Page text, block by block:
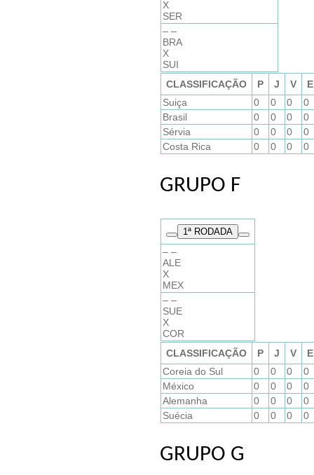
X
SER
– –
BRA
X
SUI
CLASSIFICAÇÃO
P J V
E
Suiça
0 0 0
0
Brasil
0 0 0
0
Sérvia
0 0 0
0
Costa Rica
0 0 0 0
GRUPO F
1ª RODADA
– –
ALE
X
MEX
– –
SUE
X
COR
CLASSIFICAÇÃO
P J V
E
Coreia do Sul
0 0 0
0
México
0 0 0
0
Alemanha
0 0 0
0
Suécia
0 0 0 0
GRUPO G